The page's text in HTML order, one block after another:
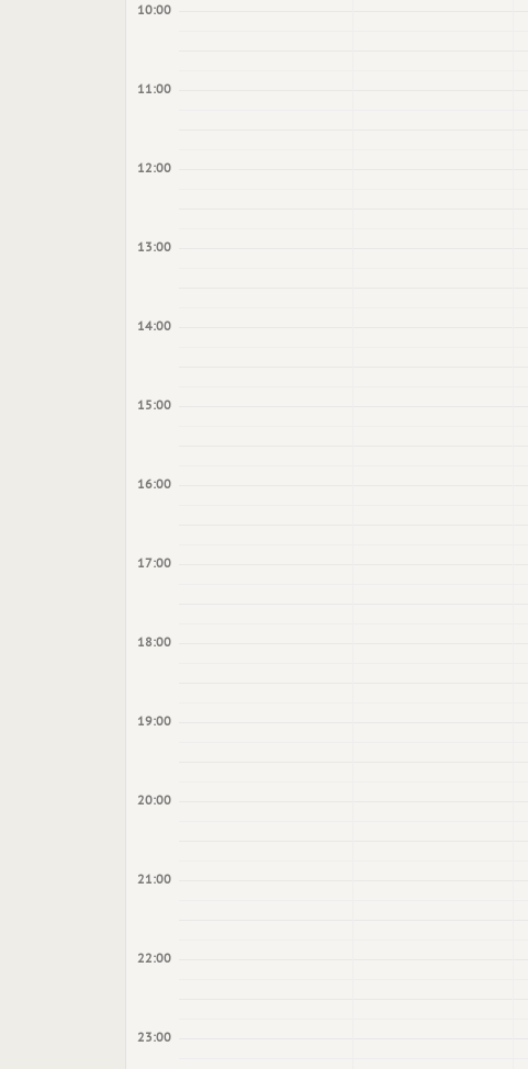
10:00
11:00
12:00
13:00
14:00
15:00
16:00
17:00
18:00
19:00
20:00
21:00
22:00
23:00